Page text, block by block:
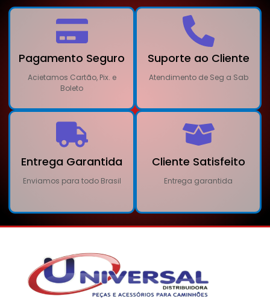
Pagamento Seguro
Acietamos Cartão, Pix. e
Boleto
Suporte ao Cliente
Atendimento de Seg a Sab
Entrega Garantida
Enviamos para todo Brasil
Cliente Satisfeito
Entrega garantida